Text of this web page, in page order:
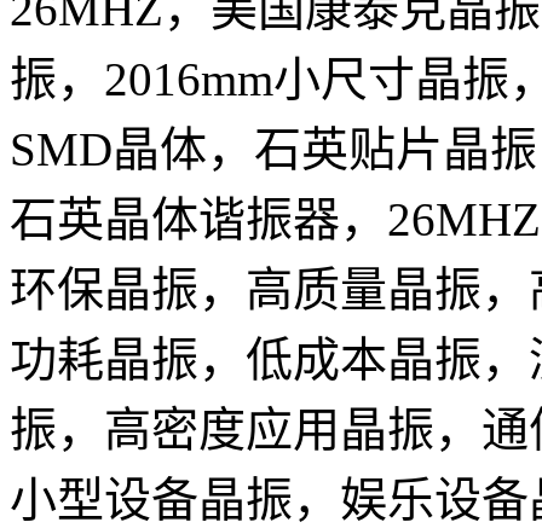
振，2016mm小尺寸晶振
SMD晶体，石英贴片晶
石英晶体谐振器，
环保晶振，高质量晶振
功耗晶振，低成本晶振
振，高密度应用晶振，
小型设备晶振，娱乐设